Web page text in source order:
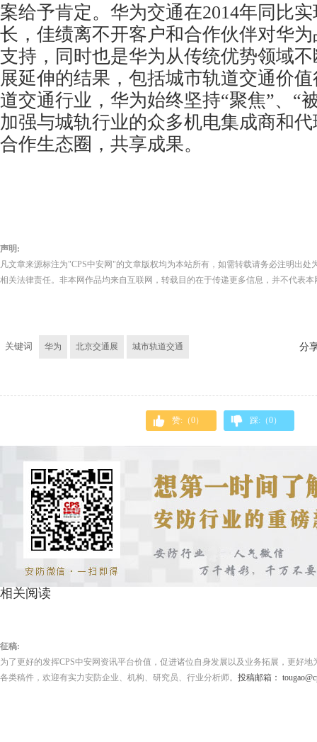
案给予肯定。华为交通在2014年同比
长，佳绩离不开客户和合作伙伴对华
支持，同时也是华为从传统优势领域
展延伸的结果，包括城市轨道交通价
道交通行业，华为始终坚持“聚焦”、“
加强与城轨行业的众多机电集成商和
合作生态圈，共享成果。
声明:
凡文章来源标注为"CPS中安网"的文章版权均为本站所有，如需转载请务必注明出处
相关法律责任。非本网作品均来自互联网，转载目的在于传递更多信息，并不代表
关键词 华为 北京交通展 城市轨道交通 分
赞:（0） 踩:（0）
相关阅读
征稿:
为了更好的发挥CPS中安网资讯平台价值，促进诸位自身发展以及业务拓展，更好
各类稿件，欢迎有实力安防企业、机构、研究员、行业分析师。 投稿邮箱：